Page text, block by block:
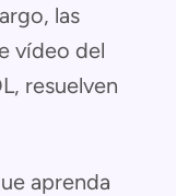
las
vídeo del
resuelven
aprenda